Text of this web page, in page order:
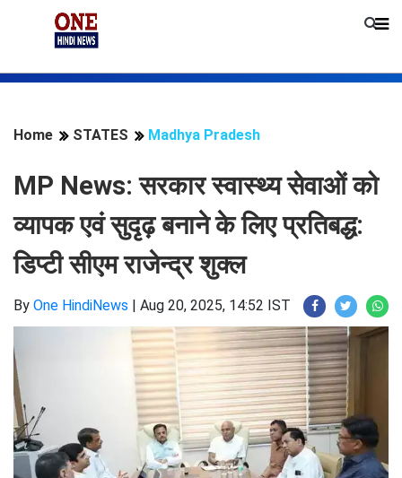
Home STATES Madhya Pradesh
MP News: सरकार स्वास्थ्य सेवाओं को
व्यापक एवं सुदृढ़ बनाने के लिए प्रतिबद्ध:
डिप्टी सीएम राजेन्द्र शुक्ल
By One HindiNews | Aug 20, 2025, 14:52 IST